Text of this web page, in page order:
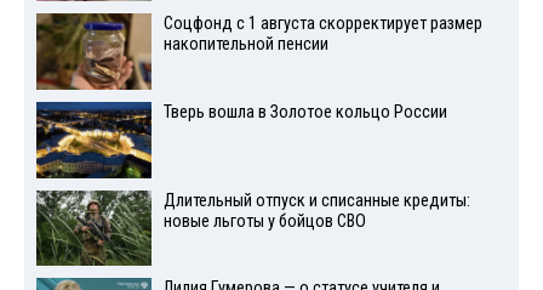
Соцфонд с 1 августа скорректирует размер
накопительной пенсии
Тверь вошла в Золотое кольцо России
Длительный отпуск и списанные кредиты:
новые льготы у бойцов СВО